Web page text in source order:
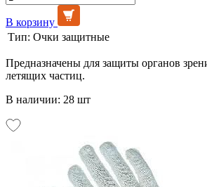
В корзину
Тип: Очки защитные
Предназначены для защиты органов
летящих частиц.
В наличии: 28 шт